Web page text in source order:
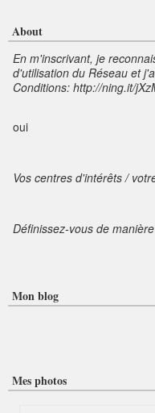
About
En m'inscrivant, je
d'utilisation du Réseau et
Conditions: http://ning.it/
oui
Vos centres d'intérêts /
Définissez-vous de
Mon blog
Mes photos